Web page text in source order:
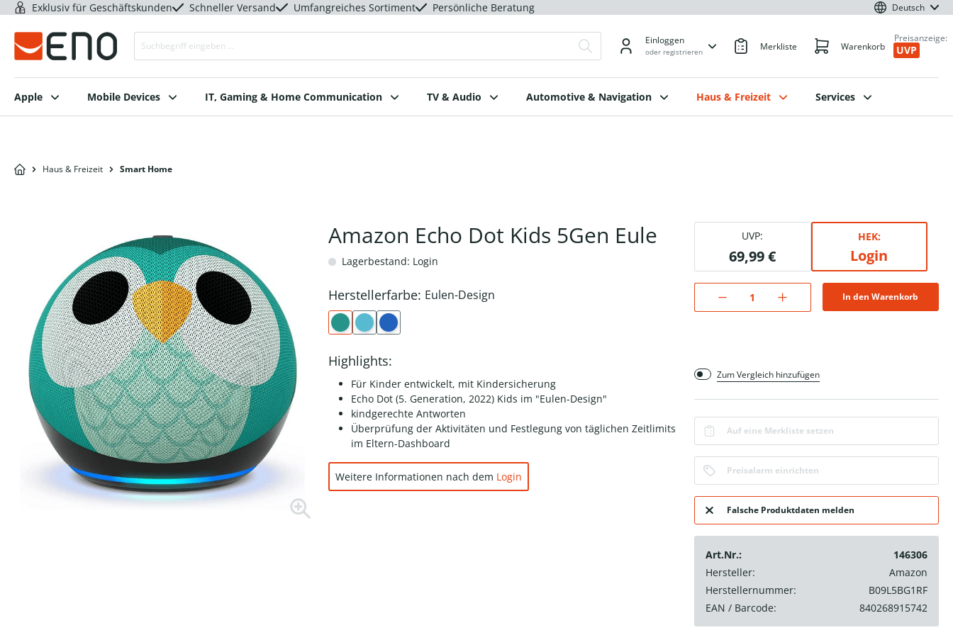
Exklusiv für Geschäftskunden Schneller Versand Umfangreiches Sortiment Persönliche Beratung Deutsch
Einloggen
oder registrieren Merkliste Warenkorb
Preisanzeige:
UVP
Apple Mobile Devices IT, Gaming & Home Communication TV & Audio Automotive & Navigation Haus & Freizeit Services
Haus & Freizeit Smart Home
Amazon Echo Dot Kids 5Gen Eule
Lagerbestand: Login
Herstellerfarbe: Eulen-Design
Highlights:
Für Kinder entwickelt, mit Kindersicherung
Echo Dot (5. Generation, 2022) Kids im "Eulen-Design"
kindgerechte Antworten
Überprüfung der Aktivitäten und Festlegung von täglichen Zeitlimits
im Eltern-Dashboard
Weitere Informationen nach dem Login
UVP:
69,99 €
HEK:
Login
In den Warenkorb
Zum Vergleich hinzufügen
Auf eine Merkliste setzen
Preisalarm einrichten
Falsche Produktdaten melden
Art.Nr.:
146306
Hersteller:
Amazon
Herstellernummer:
B09L5BG1RF
EAN / Barcode:
840268915742